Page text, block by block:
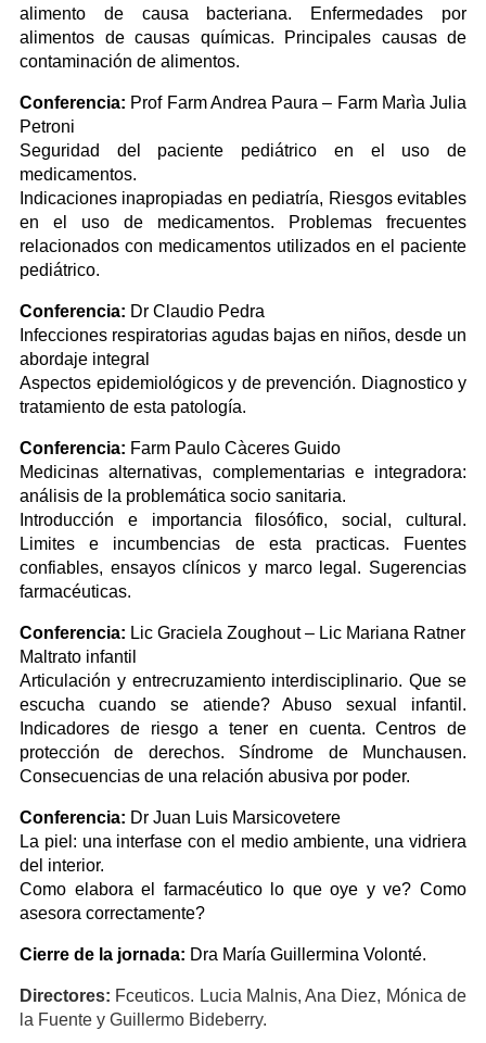
alimento de causa bacteriana. Enfermedades por
alimentos de causas químicas. Principales causas de
contaminación de alimentos.
Conferencia: Prof Farm Andrea Paura – Farm Marìa Julia
Petroni
Seguridad del paciente pediátrico en el uso de
medicamentos.
Indicaciones inapropiadas en pediatría, Riesgos evitables
en el uso de medicamentos. Problemas frecuentes
relacionados con medicamentos utilizados en el paciente
pediátrico.
Conferencia: Dr Claudio Pedra
Infecciones respiratorias agudas bajas en niños, desde un
abordaje integral
Aspectos epidemiológicos y de prevención. Diagnostico y
tratamiento de esta patología.
Conferencia: Farm Paulo Càceres Guido
Medicinas alternativas, complementarias e integradora:
análisis de la problemática socio sanitaria.
Introducción e importancia filosófico, social, cultural.
Limites e incumbencias de esta practicas. Fuentes
confiables, ensayos clínicos y marco legal. Sugerencias
farmacéuticas.
Conferencia: Lic Graciela Zoughout – Lic Mariana Ratner
Maltrato infantil
Articulación y entrecruzamiento interdisciplinario. Que se
escucha cuando se atiende? Abuso sexual infantil.
Indicadores de riesgo a tener en cuenta. Centros de
protección de derechos. Síndrome de Munchausen.
Consecuencias de una relación abusiva por poder.
Conferencia: Dr Juan Luis Marsicovetere
La piel: una interfase con el medio ambiente, una vidriera
del interior.
Como elabora el farmacéutico lo que oye y ve? Como
asesora correctamente?
Cierre de la jornada: Dra María Guillermina Volonté.
Directores: Fceuticos. Lucia Malnis, Ana Diez, Mónica de
la Fuente y Guillermo Bideberry.